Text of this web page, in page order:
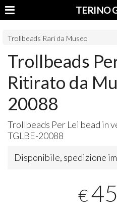
TERINO
Trollbeads Rari da Museo
Trollbeads
Ritirato da
20088
Trollbeads Per Lei bead in
TGLBE-20088
Disponibile, spedizione
€45